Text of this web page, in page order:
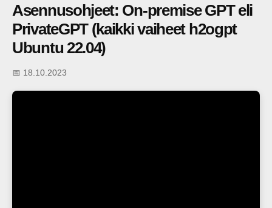
Asennusohjeet: On-premise GPT eli
PrivateGPT (kaikki vaiheet h2ogpt
Ubuntu 22.04)
📅 18.10.2023